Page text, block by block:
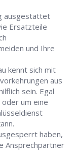
ausgestattet
Ersatzteile
und Ihre
kennt sich mit
aus
sein. Egal
um eine
haben,
Ansprechpartner